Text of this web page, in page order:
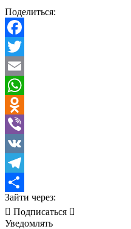
Поделиться:
Facebook
Twitter
Email
WhatsApp
Odnoklassniki
Viber
VK
Telegram
Отправить
Зайти через:
Подписаться
Уведомлять